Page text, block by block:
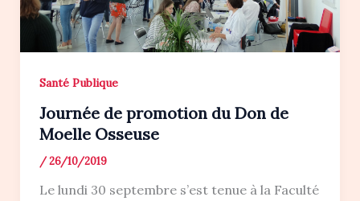
Santé Publique
Journée de promotion du Don de
Moelle Osseuse
/26/10/2019
Le lundi 30 septembre s’est tenue à la Faculté